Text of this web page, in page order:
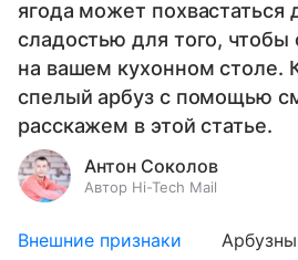
ягода может похвастаться
сладостью для того, чтобы
на вашем кухонном столе.
спелый арбуз с помощью
расскажем в этой статье.
Антон Соколов
Автор Hi-Tech Mail
Внешние признаки